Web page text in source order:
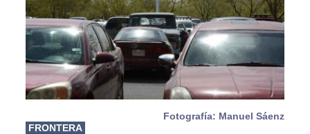
Fotografía: Manuel Sáenz
FRONTERA